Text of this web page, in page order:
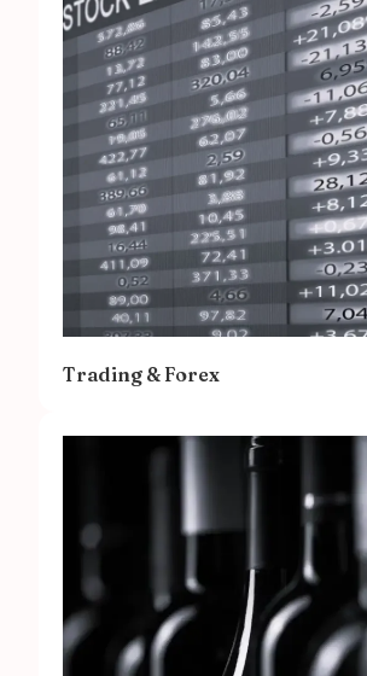
Trading & Forex